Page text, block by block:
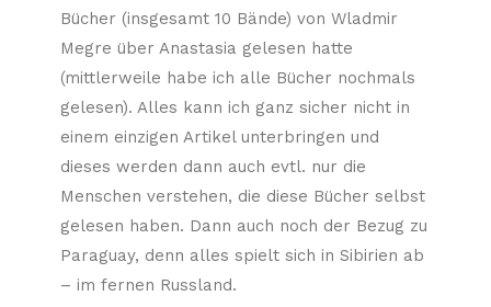
Bücher (insgesamt 10 Bände) von Wladmir
Megre über Anastasia gelesen hatte
(mittlerweile habe ich alle Bücher nochmals
gelesen). Alles kann ich ganz sicher nicht in
einem einzigen Artikel unterbringen und
dieses werden dann auch evtl. nur die
Menschen verstehen, die diese Bücher selbst
gelesen haben. Dann auch noch der Bezug zu
Paraguay, denn alles spielt sich in Sibirien ab
– im fernen Russland.